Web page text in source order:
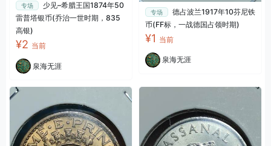
专场
少见–希腊王国1874年50
雷普塔银币(乔治一世时期，835
高银)
¥2 当前
泉海无涯
专场
德占波兰1917年10芬尼铁
币(FF标，一战德国占领时期)
¥1 当前
泉海无涯